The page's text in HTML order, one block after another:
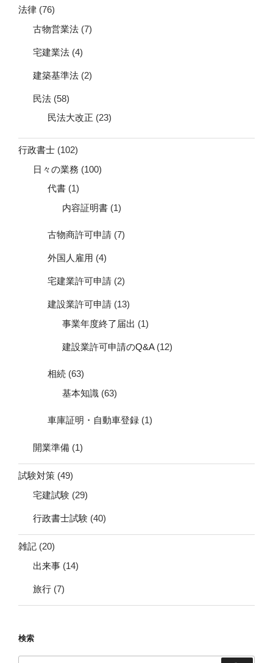
法律 (76)
古物営業法 (7)
宅建業法 (4)
建築基準法 (2)
民法 (58)
民法大改正 (23)
行政書士 (102)
日々の業務 (100)
代書 (1)
内容証明書 (1)
古物商許可申請 (7)
外国人雇用 (4)
宅建業許可申請 (2)
建設業許可申請 (13)
事業年度終了届出 (1)
建設業許可申請のQ&A(12)
相続 (63)
基本知識 (63)
車庫証明・自動車登録 (1)
開業準備 (1)
試験対策 (49)
宅建試験 (29)
行政書士試験 (40)
雑記 (20)
出来事 (14)
旅行 (7)
検索